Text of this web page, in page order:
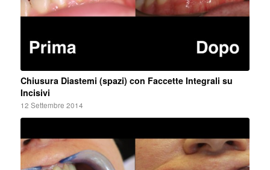
Chiusura Diastemi (spazi) con Faccette Integrali su
Incisivi
12 Settembre 2014